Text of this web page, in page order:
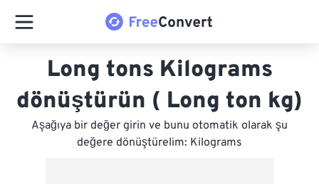
Long tons Kilograms
dönüştürün ( Long ton kg)
Aşağıya bir değer girin ve bunu otomatik olarak şu
değere dönüştürelim: Kilograms